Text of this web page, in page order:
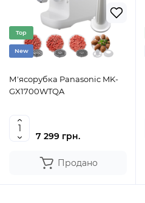
Top
New
М'ясорубка Panasonic MK-
GX1700WTQA
7 299 грн.
Продано